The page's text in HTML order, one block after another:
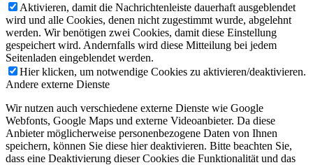
Aktivieren, damit die Nachrichtenleiste dauerhaft ausgeblendet
wird und alle Cookies, denen nicht zugestimmt wurde, abgelehnt
werden. Wir benötigen zwei Cookies, damit diese Einstellung
gespeichert wird. Andernfalls wird diese Mitteilung bei jedem
Seitenladen eingeblendet werden.
Hier klicken, um notwendige Cookies zu aktivieren/deaktivieren.
Andere externe Dienste
Wir nutzen auch verschiedene externe Dienste wie Google
Webfonts, Google Maps und externe Videoanbieter. Da diese
Anbieter möglicherweise personenbezogene Daten von Ihnen
speichern, können Sie diese hier deaktivieren. Bitte beachten Sie,
dass eine Deaktivierung dieser Cookies die Funktionalität und das